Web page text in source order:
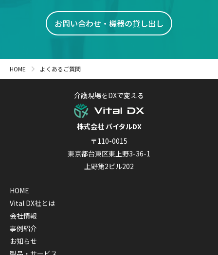
お問い合わせ・機器の貸し出し
HOME よくあるご質問
介護現場をDXで変える
株式会社 バイタルDX
〒110-0015
東京都台東区東上野3-36-1
上野第2ビル202
HOME
Vital DX社とは
会社情報
事例紹介
お知らせ